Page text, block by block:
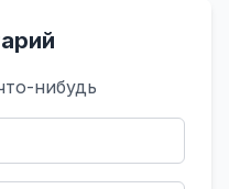
нибудь